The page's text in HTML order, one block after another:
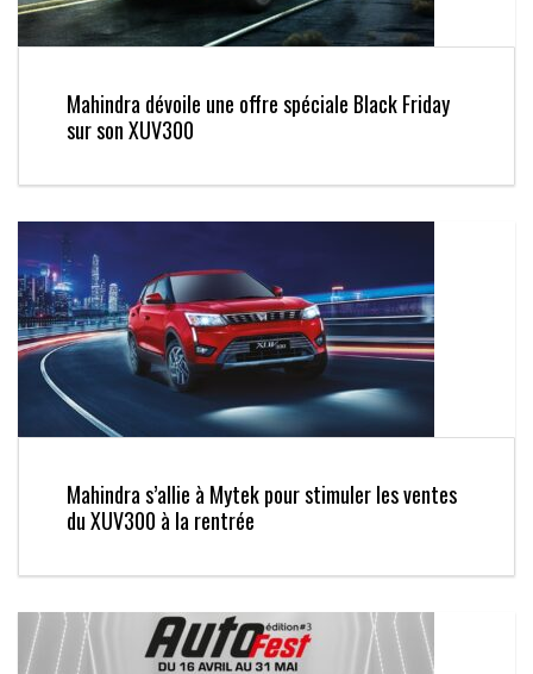
Mahindra dévoile une offre spéciale Black Friday
sur son XUV300
Mahindra s’allie à Mytek pour stimuler les ventes
du XUV300 à la rentrée